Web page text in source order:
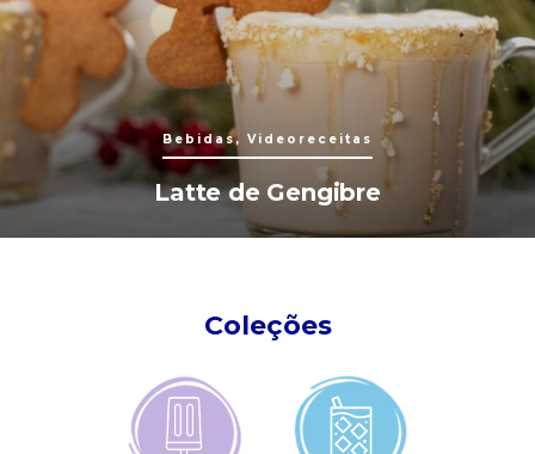
Bebidas, Videoreceitas
Latte de Gengibre
Coleções